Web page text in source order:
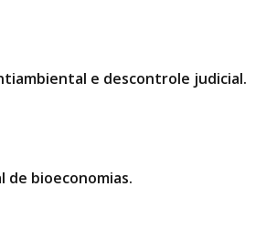
e descontrole judicial.
de bioeconomias.